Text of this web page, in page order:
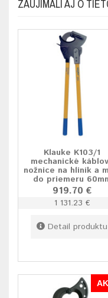
ZAUJÍMALI AJ O
Klauke K103/1
mechanické
nožnice na hliník a
do priemeru
919.70 €
1 131.23 €
Detail produktu